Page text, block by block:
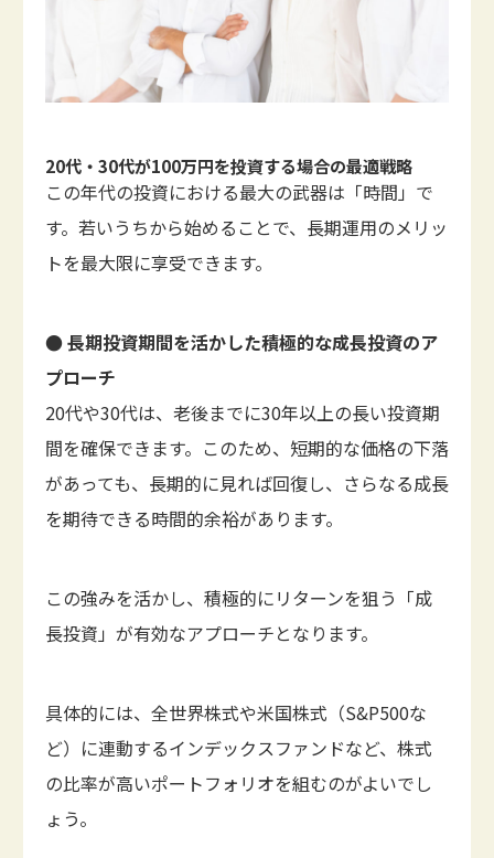
20代・30代が100万円を投資する場合の最適戦略
この年代の投資における最大の武器は「時間」で
す。若いうちから始めることで、長期運用のメリッ
トを最大限に享受できます。
● 長期投資期間を活かした積極的な成長投資のア
プローチ
20代や30代は、老後までに30年以上の長い投資期
間を確保できます。このため、短期的な価格の下落
があっても、長期的に見れば回復し、さらなる成長
を期待できる時間的余裕があります。
この強みを活かし、積極的にリターンを狙う「成
長投資」が有効なアプローチとなります。
具体的には、全世界株式や米国株式（S&P500な
ど）に連動するインデックスファンドなど、株式
の比率が高いポートフォリオを組むのがよいでし
ょう。